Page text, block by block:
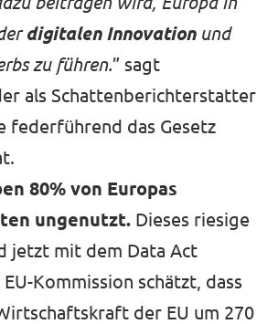
digitalen Innovationund
zu führen.” sagt
als Schattenberichterstatter
federführend das Gesetz
80% von Europas
ungenutzt. Dieses riesige
jetzt mit dem Data Act
EU-Kommission schätzt, dass
der EU um 270